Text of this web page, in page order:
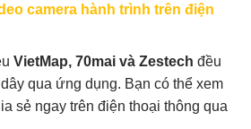
camera hành trình trên điện
VietMap, 70mai và Zestech đều
qua ứng dụng. Bạn có thể xem
sẻ ngay trên điện thoại thông qua